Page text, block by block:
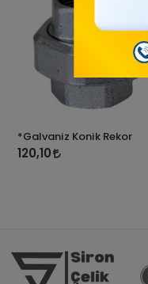
*Galvaniz Konik Rekor
120,10